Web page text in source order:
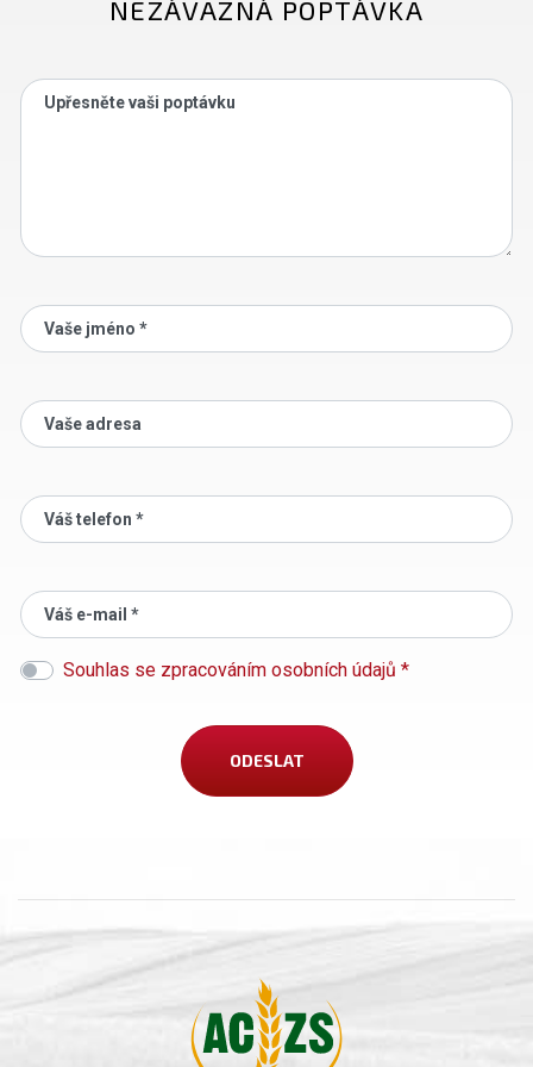
NEZÁVAZNÁ POPTÁVKA
Upřesněte vaši poptávku
Vaše jméno *
Vaše adresa
Váš telefon *
Váš e-mail *
Souhlas se zpracováním osobních údajů *